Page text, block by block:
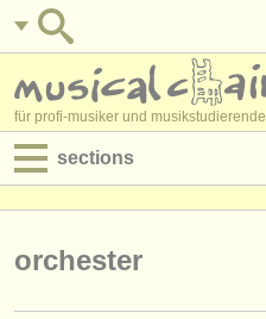
für profi-musiker und musikstudierende
sections
orchester